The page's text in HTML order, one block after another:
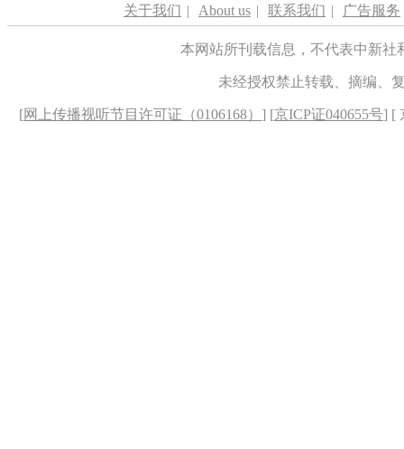
关于我们 | About us | 联系我们 | 广告服务
本网站所刊载信息，不代表中新
未经授权禁止转载、摘编、
[网上传播视听节目许可证（0106168） ] [京ICP证040655号] [